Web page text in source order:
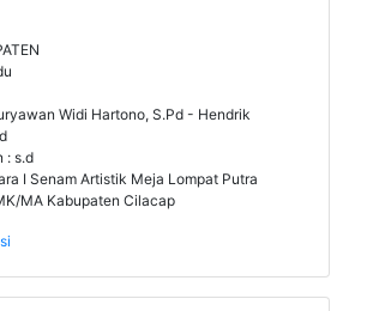
Widi Hartono, S.Pd - Hendrik
: s.d
I Senam Artistik Meja Lompat Putra
MA Kabupaten Cilacap